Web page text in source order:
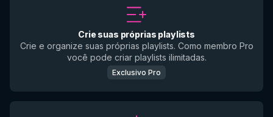
Crie suas próprias playlists
Crie e organize suas próprias playlists. Como membro Pro
você pode criar playlists ilimitadas.
Exclusivo Pro